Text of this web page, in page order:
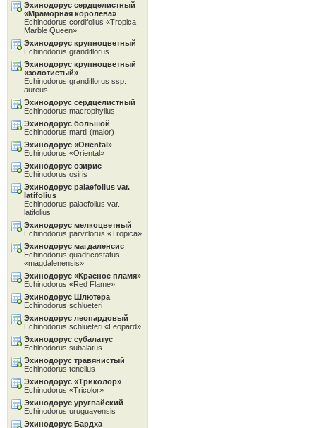
Эхинодорус сердцелистный
«Мраморная королева»
Echinodorus cordifolius «Tropica
Marble Queen»
Эхинодорус крупноцветный
Echinodorus grandiflorus
Эхинодорус крупноцветный
«золотистый»
Echinodorus grandiflorus ssp.
aureus
Эхинодорус сердцелистный
Echinodorus macrophyllus
Эхинодорус большой
Echinodorus martii (maior)
Эхинодорус «Oriental»
Echinodorus «Oriental»
Эхинодорус озирис
Echinodorus osiris
Эхинодорус palaefolius var.
latifolius
Echinodorus palaefolius var.
latifolius
Эхинодорус мелкоцветный
Echinodorus parviflorus «Tropica»
Эхинодорус магдаленсис
Echinodorus quadricostatus
«magdalenensis»
Эхинодорус «Красное пламя»
Echinodorus «Red Flame»
Эхинодорус Шлютера
Echinodorus schlueteri
Эхинодорус леопардовый
Echinodorus schlueteri «Leopard»
Эхинодорус субалатус
Echinodorus subalatus
Эхинодорус травянистый
Echinodorus tenellus
Эхинодорус «Tриколор»
Echinodorus «Tricolor»
Эхинодорус уругвайский
Echinodorus uruguayensis
Эхинодорус Бардха